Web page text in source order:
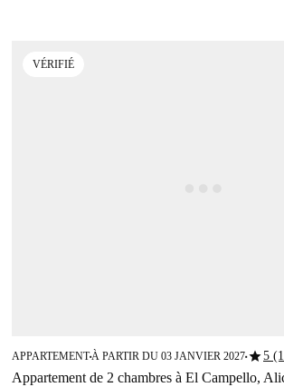
VÉRIFIÉ
APPARTEMENT■À PARTIR DU 03 JANVIER 2027■star5
Appartement de 2 chambres à El Campello,